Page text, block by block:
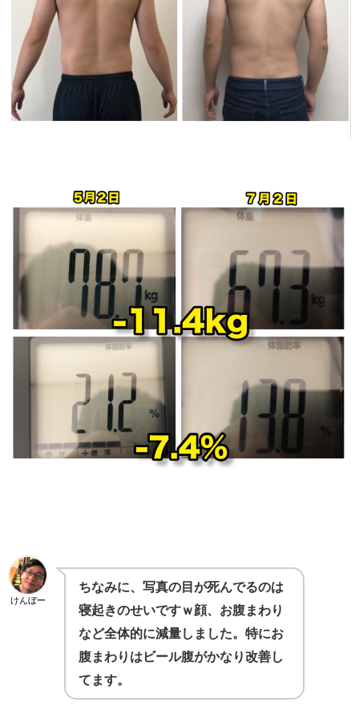
けんぼー
ちなみに、写真の目が死んでるのは
寝起きのせいですｗ顔、お腹まわり
など全体的に減量しました。特にお
腹まわりはビール腹がかなり改善し
てます。